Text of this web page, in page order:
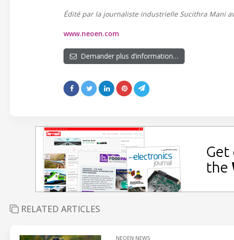
Édité par la journaliste industrielle Sucithra Mani
www.neoen.com
Demander plus d’information…
RELATED ARTICLES
NEOEN NEWS